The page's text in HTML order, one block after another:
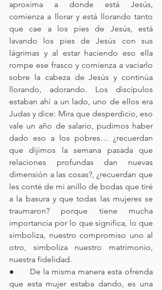
aproxima a donde está Jesús,
comienza a llorar y está llorando tanto
que cae a los pies de Jesús, está
lavando los pies de Jesús con sus
lágrimas y al estar haciendo eso ella
rompe ese frasco y comienza a vaciarlo
sobre la cabeza de Jesús y continúa
llorando, adorando. Los discípulos
estaban ahí a un lado, uno de ellos era
Judas y dice: Mira que desperdicio, eso
vale un año de salario, pudimos haber
dado eso a los pobres… ¿recuerdan
que dijimos la semana pasada que
relaciones profundas dan nuevas
dimensión a las cosas?, ¿recuerdan que
les conté de mi anillo de bodas que tiré
a la basura y que todas las mujeres se
traumaron? porque tiene mucha
importancia por lo que significa, lo que
simboliza, nuestro compromiso uno al
otro, simboliza nuestro matrimonio,
nuestra fidelidad.
●      De la misma manera esta ofrenda
que esta mujer estaba dando, es una